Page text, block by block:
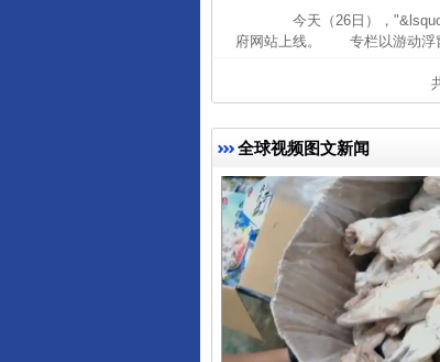
今天（26日），"&lsquo;
府网站上线。 专栏以游动浮
全球视频图文新闻
东山县通报“牛蛙产品抗生